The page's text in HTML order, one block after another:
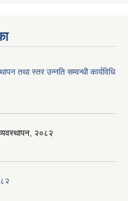
तथा स्तर उन्नति सम्वन्धी कार्यविधि
२०८२